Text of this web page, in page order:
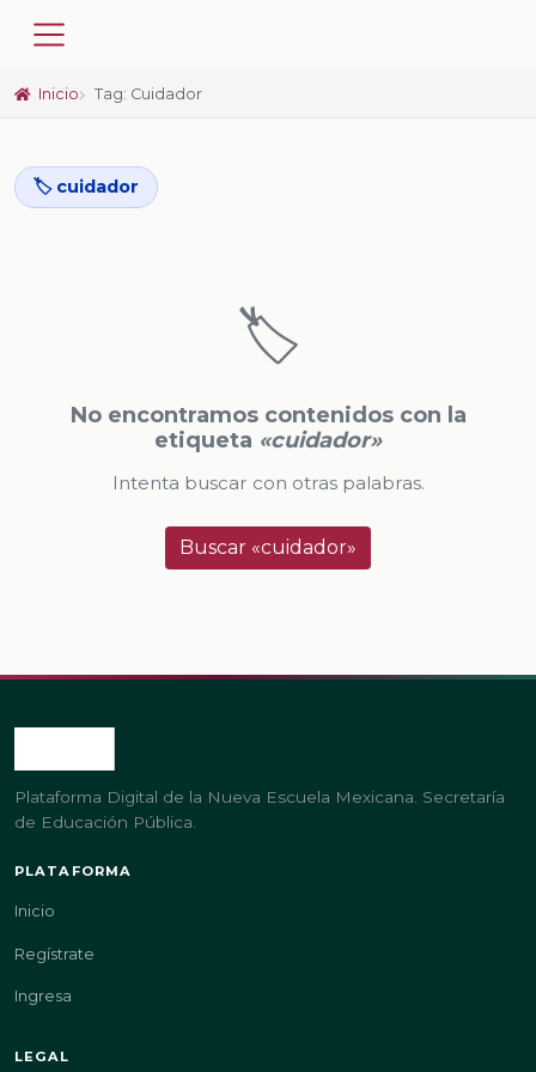
Inicio Tag: Cuidador
🏷️ cuidador
🏷️
No encontramos contenidos con la
etiqueta «cuidador»
Intenta buscar con otras palabras.
Buscar «cuidador»
Plataforma Digital de la Nueva Escuela Mexicana. Secretaría
de Educación Pública.
PLATAFORMA
Inicio
Regístrate
Ingresa
LEGAL